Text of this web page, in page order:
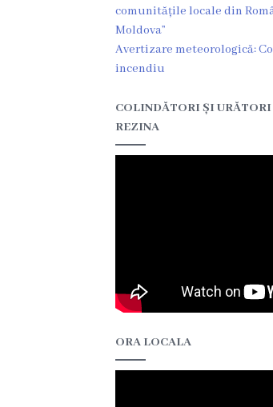
comunitățile locale din
Moldova”
Avertizare meteorologică:
incendiu
COLINDĂTORI ȘI
REZINA
ORA LOCALA